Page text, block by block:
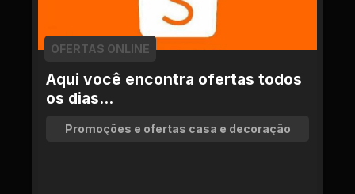
Aqui você encontra ofertas todos
os dias...
OFERTAS ONLINE
Promoções e ofertas casa e decoração